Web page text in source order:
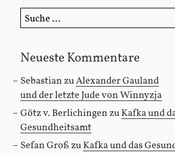
Suche
nach:
Neueste Kommentare
Sebastian zuAlexander Gauland
und der letzte Jude von Winnyzja
Götz v. Berlichingen zuKafka und
Gesundheitsamt
Sefan Groß zuKafka und das